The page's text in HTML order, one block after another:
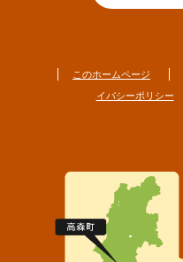
このホームページ
イバシーポリシー